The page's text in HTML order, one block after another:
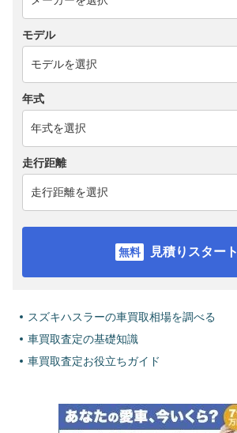
モデル
年式
走行距離
見積りスタート
スズキハスラーの車買取相場を調べる
車買取査定の基礎知識
車買取査定お役立ちガイド